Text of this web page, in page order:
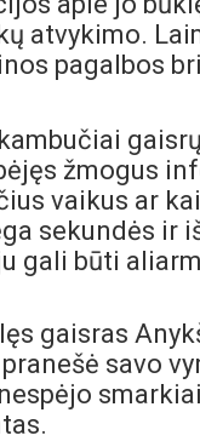
atvykimo.
pagalbos
žmogus
vaikus ar
sekundės ir
gali būti
gaisras
savo